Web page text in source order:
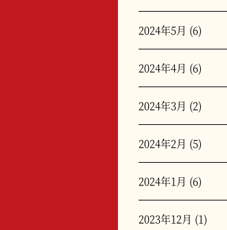
2024年5月 (6)
2024年4月 (6)
2024年3月 (2)
2024年2月 (5)
2024年1月 (6)
2023年12月 (1)